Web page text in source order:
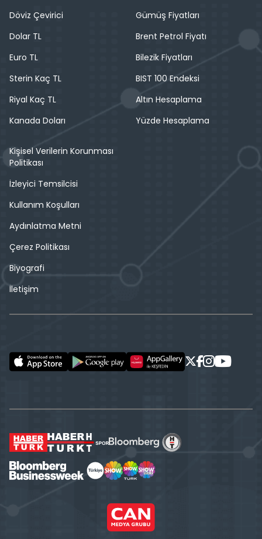
Döviz Çevirici
Dolar TL
Euro TL
Sterin Kaç TL
Riyal Kaç TL
Kanada Doları
Gümüş Fiyatları
Brent Petrol Fiyatı
Bilezik Fiyatları
BIST 100 Endeksi
Altın Hesaplama
Yüzde Hesaplama
Kişisel Verilerin Korunması
Politikası
İzleyici Temsilcisi
Kullanım Koşulları
Aydınlatma Metni
Çerez Politikası
Biyografi
İletişim